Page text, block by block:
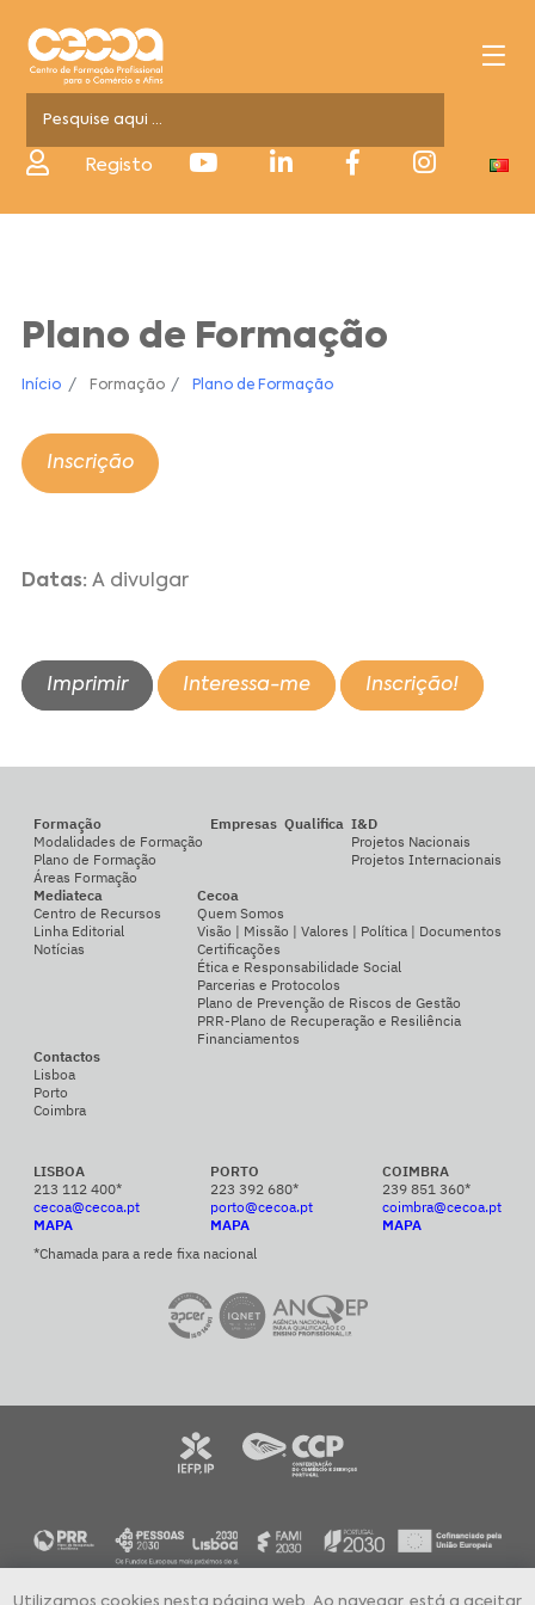
Registo
Plano de Formação
Início Formação Plano de Formação
Inscrição
Datas:A divulgar
Imprimir Interessa-me Inscrição!
Formação
Modalidades de Formação
Plano de Formação
Áreas Formação
Empresas Qualifica I&D
Projetos Nacionais
Projetos Internacionais
Mediateca
Centro de Recursos
Linha Editorial
Notícias
Cecoa
Quem Somos
Visão | Missão | Valores | Política | Documentos
Certificações
Ética e Responsabilidade Social
Parcerias e Protocolos
Plano de Prevenção de Riscos de Gestão
PRR-Plano de Recuperação e Resiliência
Financiamentos
Contactos
Lisboa
Porto
Coimbra
LISBOA
213 112 400*
cecoa@cecoa.pt
MAPA
PORTO
223 392 680*
porto@cecoa.pt
MAPA
COIMBRA
239 851 360*
coimbra@cecoa.pt
MAPA
*Chamada para a rede fixa nacional
Utilizamos cookies nesta página web. Ao navegar, está a aceitar